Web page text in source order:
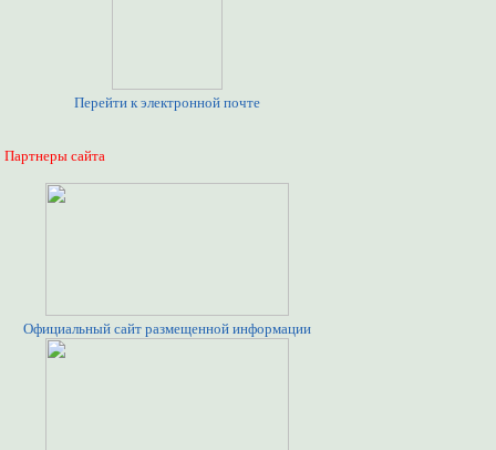
Перейти к электронной почте
Партнеры сайта
Официальный сайт размещенной информации